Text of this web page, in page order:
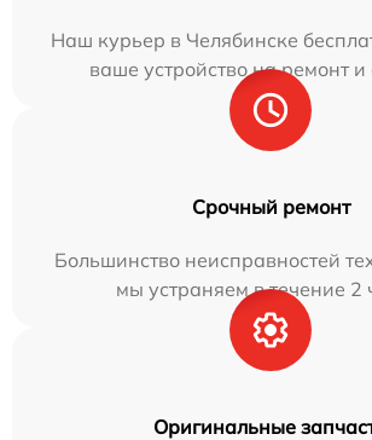
Наш курьер в Челябинске
ваше устройство на ремонт и
Срочный ремонт
Большинство неисправностей
мы устраняем в течение 2
Оригинальные